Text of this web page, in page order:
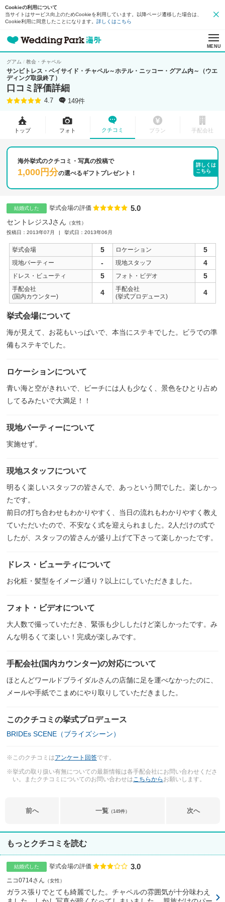
Cookieの利用について
当サイトはサービス向上のためCookieを利用しています。以降ページ遷移した場合は、
Cookie利用に同意したことになります。 詳しくはこちら
MENU
グアム 教会・チャペル
サンビトレス・ベイサイド・チャペル～ホテル・ニッコー・グアム内～（ウエ
ディング取扱終了）
口コミ評価詳細
4.7 149件
トップ フォト クチコミ プラン 手配会社
海外挙式のクチコミ・写真の投稿で
1,000円分の選べるギフトプレゼント！
詳しくは
こちら
結婚式した 挙式会場の評価 点数
5.0
セントレジスJさん
女性
投稿日：2013年07月
挙式日：2013年06月
挙式会場 5 ロケーション 5
現地パーティー - 現地スタッフ 4
ドレス・ビューティ 5 フォト・ビデオ 5
手配会社
(国内カウンター)
4
手配会社
(挙式プロデュース)
4
挙式会場について
海が見えて、お花もいっぱいで、本当にステキでした。ビラでの準
備もステキでした。
ロケーションについて
青い海と空がきれいで、ビーチには人も少なく、景色をひとり占め
してるみたいで大満足！！
現地パーティーについて
実施せず。
現地スタッフについて
明るく楽しいスタッフの皆さんで、あっという間でした。楽しかっ
たです。
前日の打ち合わせもわかりやすく、当日の流れもわかりやすく教え
ていただいたので、不安なく式を迎えられました。2人だけの式で
したが、スタッフの皆さんが盛り上げて下さって楽しかったです。
ドレス・ビューティについて
お化粧・髪型をイメージ通り？以上にしていただきました。
フォト・ビデオについて
大人数で撮っていただき、緊張も少ししたけど楽しかったです。み
んな明るくて楽しい！完成が楽しみです。
手配会社(国内カウンター)の対応について
ほとんどワールドブライダルさんの店舗に足を運べなかったのに、
メールや手紙でこまめにやり取りしていただきました。
このクチコミの挙式プロデュース
BRIDEs SCENE（ブライズシーン）
※このクチコミはアンケート回答です。
※挙式の取り扱い有無についての最新情報は各手配会社にお問い合わせくださ
い。またクチコミについてのお問い合わせはこちらから お願いします。
前へ 一覧 （149件） 次へ
もっとクチコミを読む
結婚式した 挙式会場の評価 点数
3.0
ニコ0714さん 女性
ガラス張りでとても綺麗でした。チャペルの雰囲気が十分味わえ